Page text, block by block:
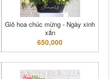
Giỏ hoa chúc mừng - Ngày xinh
xắn
650,000